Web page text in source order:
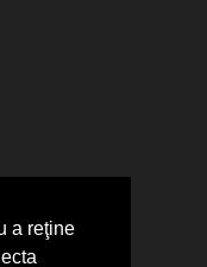
a reţine